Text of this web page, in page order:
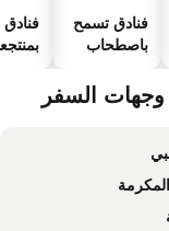
فنادق تسمح
باصطحاب
الأليفة
فنادق
السفر